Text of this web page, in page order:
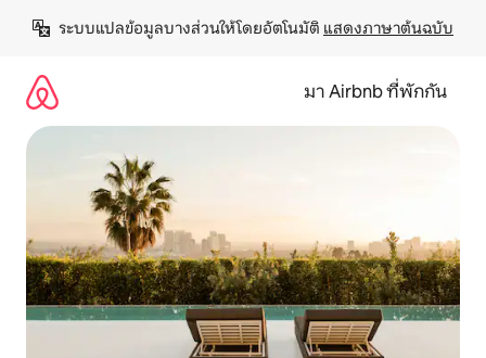
เนื้อหา
ระบบแปลข้อมูลบางส่วนให้โดยอัตโนมัติ แสดงภาษาต้นฉบับ
มา Airbnb ที่พักกัน